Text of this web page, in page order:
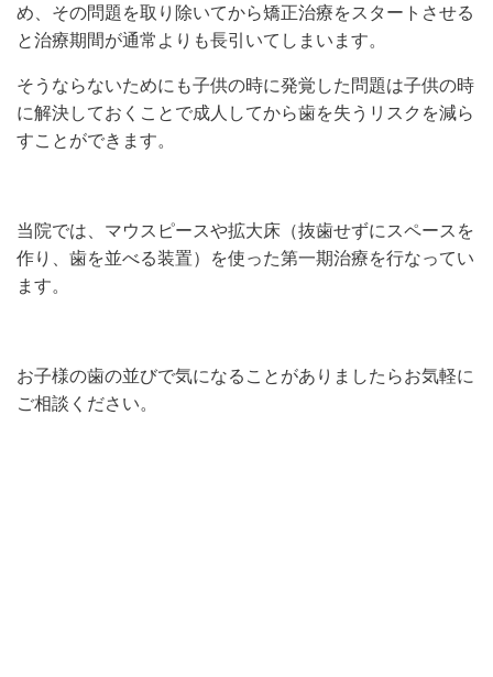
め、その問題を取り除いてから矯正治療をスタートさせる
と治療期間が通常よりも長引いてしまいます。
そうならないためにも子供の時に発覚した問題は子供の時
に解決しておくことで成人してから歯を失うリスクを減ら
すことができます。
当院では、マウスピースや拡大床（抜歯せずにスペースを
作り、歯を並べる装置）を使った第一期治療を行なってい
ます。
お子様の歯の並びで気になることがありましたらお気軽に
ご相談ください。